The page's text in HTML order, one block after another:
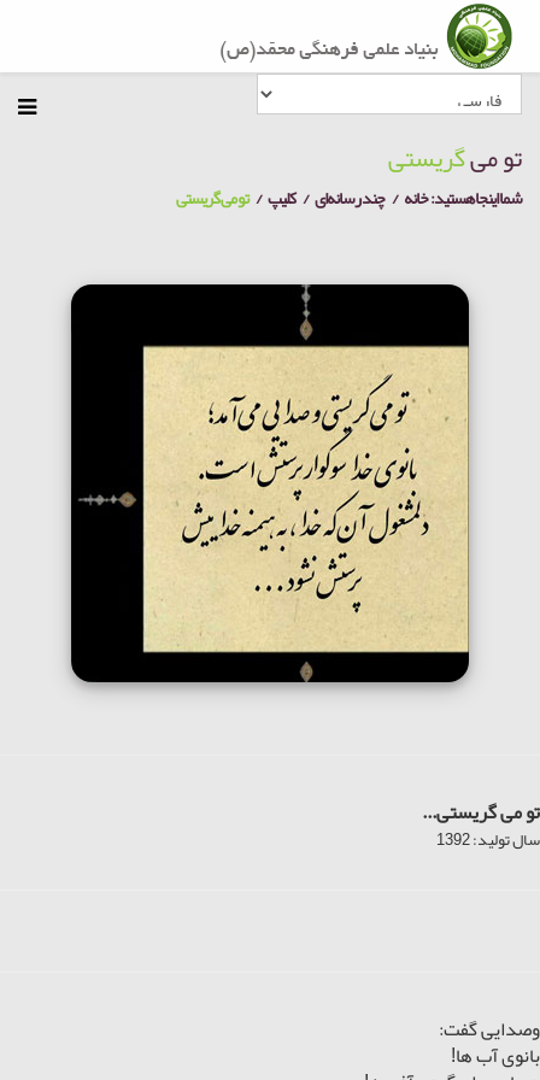
تو میگریستی
شما اینجا هستید:خانه چند رسانه‌ای کلیپ تو می گریستی
تو می گریستی...
سال تولید: 1392
وصدایی گفت:
بانوی آب ها!